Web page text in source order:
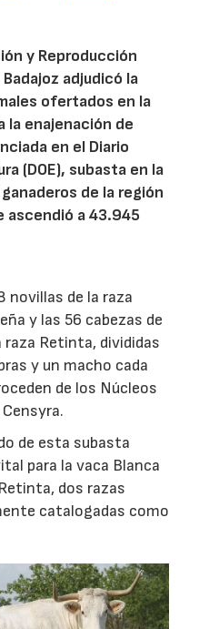
y Reproducción
adjudicó la
ofertados en la
la enajenación de
en el Diario
(DOE), subasta en la
de la región
ascendió a 43.945
novillas de la raza
y las 56 cabezas de
raza Retinta, divididas
y un macho cada
de los Núcleos
de esta subasta
para la vaca Blanca
dos razas
catalogadas como